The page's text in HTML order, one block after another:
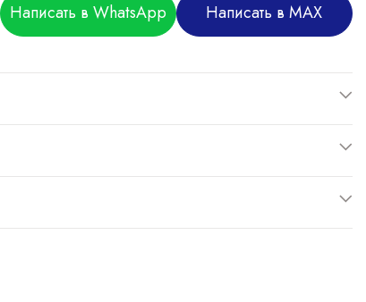
Написать в WhatsApp Написать в MAX